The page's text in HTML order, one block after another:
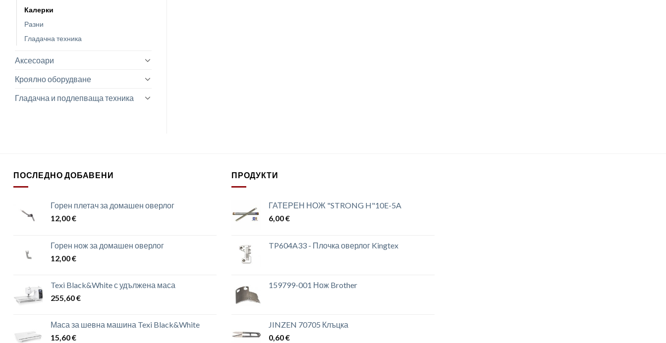
Калерки
Разни
Гладачна техника
Аксесоари
Кроялно оборудване
Гладачна и подлепваща техника
ПОСЛЕДНО ДОБАВЕНИ
Горен плетач за домашен оверлог
12,00€
Горен нож за домашен оверлог
12,00€
Texi Black&White с удължена маса
255,60€
Маса за шевна машина Texi Black&White
15,60€
ПРОДУКТИ
ГАТЕРЕН НОЖ "STRONG H"10E-5A
6,00€
TP604A33 - Плочка оверлог Kingtex
159799-001 Нож Brother
JINZEN 70705 Клъцка
0,60€